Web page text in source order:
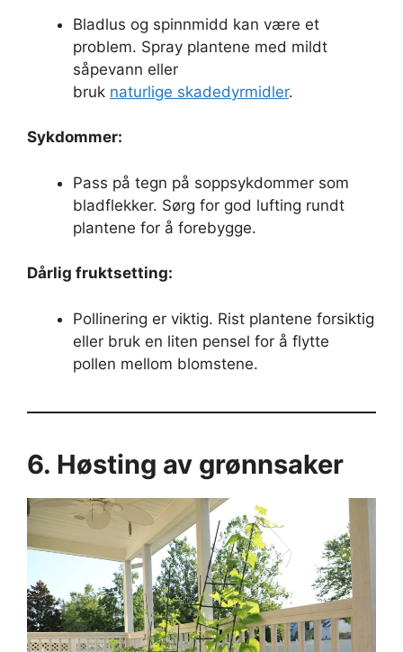
Bladlus og spinnmidd kan være et
problem. Spray plantene med mildt
såpevann eller
bruk naturlige skadedyrmidler.
Sykdommer:
Pass på tegn på soppsykdommer som
bladflekker. Sørg for god lufting rundt
plantene for å forebygge.
Dårlig fruktsetting:
Pollinering er viktig. Rist plantene forsiktig
eller bruk en liten pensel for å flytte
pollen mellom blomstene.
6. Høsting av grønnsaker